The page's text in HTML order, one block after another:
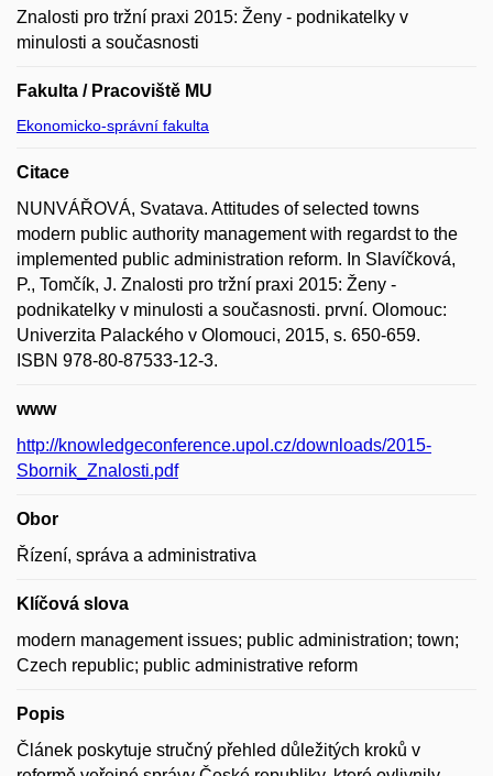
Znalosti pro tržní praxi 2015: Ženy - podnikatelky v
minulosti a současnosti
Fakulta / Pracoviště MU
Ekonomicko-správní fakulta
Citace
NUNVÁŘOVÁ, Svatava. Attitudes of selected towns
modern public authority management with regardst to the
implemented public administration reform. In Slavíčková,
P., Tomčík, J. Znalosti pro tržní praxi 2015: Ženy -
podnikatelky v minulosti a současnosti. první. Olomouc:
Univerzita Palackého v Olomouci, 2015, s. 650-659.
ISBN 978-80-87533-12-3.
www
http://knowledgeconference.upol.cz/downloads/2015-
Sbornik_Znalosti.pdf
Obor
Řízení, správa a administrativa
Klíčová slova
modern management issues; public administration; town;
Czech republic; public administrative reform
Popis
Článek poskytuje stručný přehled důležitých kroků v